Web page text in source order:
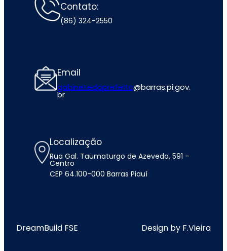
Contato:
(86) 324-2550
Email
gabinetedoprefeito@barras.pi.gov.
br
Localização
Rua Gal. Taumaturgo de Azevedo, 591 –
Centro
CEP 64.100-000 Barras Piauí
DreamBuild FSE Design by F.Vieira